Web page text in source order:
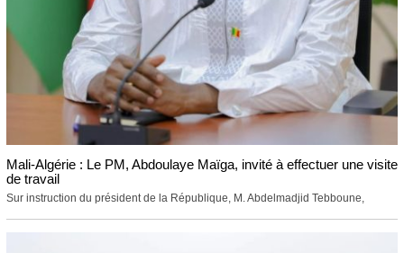
Mali-Algérie : Le PM, Abdoulaye Maïga, invité à effectuer une visite
de travail
Sur instruction du président de la République, M. Abdelmadjid Tebboune,